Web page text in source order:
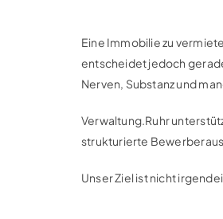
Eine Immobilie zu
entscheidet jedoch
Nerven, Substanz und
Verwaltung.Ruhr
strukturierte
Unser Ziel ist nicht